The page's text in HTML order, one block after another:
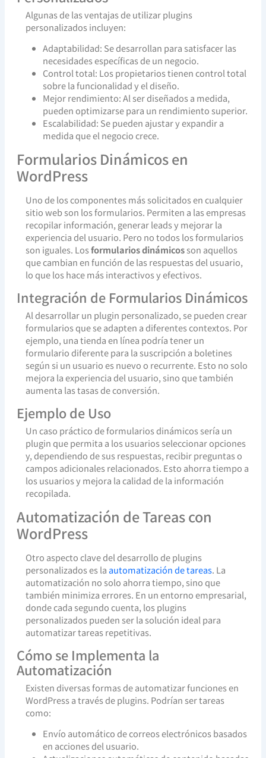
Algunas de las ventajas de utilizar plugins
personalizados incluyen:
Adaptabilidad: Se desarrollan para satisfacer las
necesidades específicas de un negocio.
Control total: Los propietarios tienen control total
sobre la funcionalidad y el diseño.
Mejor rendimiento: Al ser diseñados a medida,
pueden optimizarse para un rendimiento superior.
Escalabilidad: Se pueden ajustar y expandir a
medida que el negocio crece.
Formularios Dinámicos en
WordPress
Uno de los componentes más solicitados en cualquier
sitio web son los formularios. Permiten a las empresas
recopilar información, generar leads y mejorar la
experiencia del usuario. Pero no todos los formularios
son iguales. Losformularios dinámicosson aquellos
que cambian en función de las respuestas del usuario,
lo que los hace más interactivos y efectivos.
Integración de Formularios Dinámicos
Al desarrollar un plugin personalizado, se pueden crear
formularios que se adapten a diferentes contextos. Por
ejemplo, una tienda en línea podría tener un
formulario diferente para la suscripción a boletines
según si un usuario es nuevo o recurrente. Esto no solo
mejora la experiencia del usuario, sino que también
aumenta las tasas de conversión.
Ejemplo de Uso
Un caso práctico de formularios dinámicos sería un
plugin que permita a los usuarios seleccionar opciones
y, dependiendo de sus respuestas, recibir preguntas o
campos adicionales relacionados. Esto ahorra tiempo a
los usuarios y mejora la calidad de la información
recopilada.
Automatización de Tareas con
WordPress
Otro aspecto clave del desarrollo de plugins
personalizados es la automatización de tareas. La
automatización no solo ahorra tiempo, sino que
también minimiza errores. En un entorno empresarial,
donde cada segundo cuenta, los plugins
personalizados pueden ser la solución ideal para
automatizar tareas repetitivas.
Cómo se Implementa la
Automatización
Existen diversas formas de automatizar funciones en
WordPress a través de plugins. Podrían ser tareas
como:
Envío automático de correos electrónicos basados
en acciones del usuario.